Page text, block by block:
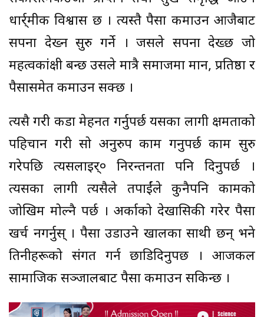
धार्र्मीक विश्वास छ । त्यस्तै पैसा कमाउन आजैबाट
सपना देख्न सुरु गर्ने । जसले सपना देख्छ जो
महत्वकांक्षी बन्छ उसले मात्रै समाजमा मान, प्रतिष्ठा र
पैसासमेत कमाउन सक्छ ।
त्यसै गरी कडा मेहनत गर्नुपर्छ यसका लागी क्षमताको
पहिचान गरी सो अनुरुप काम गनुपर्छ काम सुरु
गरेपछि त्यसलाइर्० निरन्तनता पनि दिनुपर्छ ।
त्यसका लागी त्यसैले तपाईंले कुनैपनि कामको
जोखिम मोल्नै पर्छ । अर्काको देखासिकी गरेर पैसा
खर्च नगर्नुस् । पैसा उडाउने खालका साथी छन् भने
तिनीहरूको संगत गर्न छाडिदिनुपछ । आजकल
सामाजिक सञ्जालबाट पैसा कमाउन सकिन्छ ।